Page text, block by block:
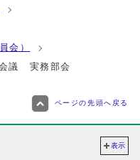
会）
議 実務部会
ページの先頭へ戻る
表示